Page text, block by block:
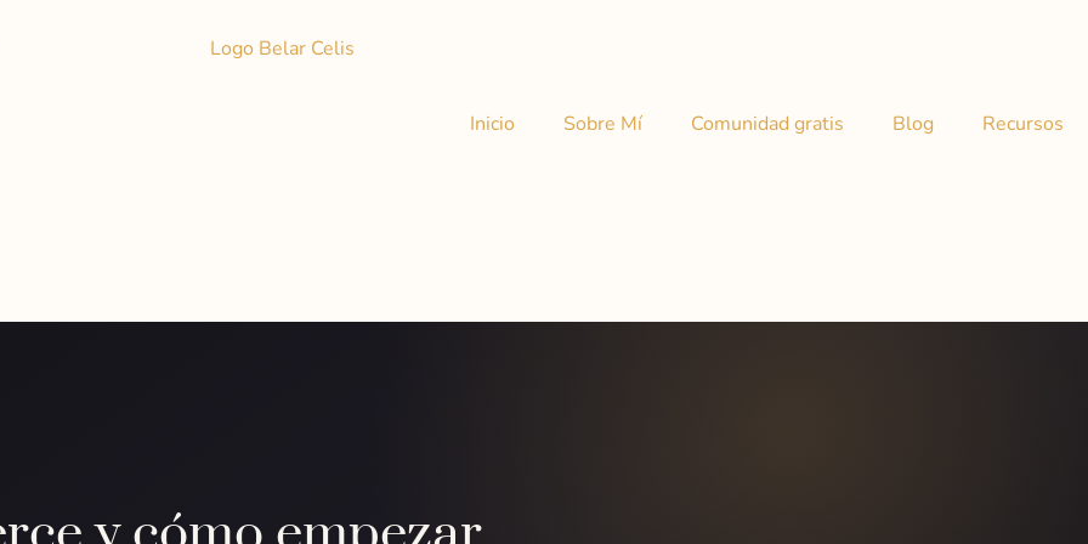
Inicio
Sobre Mí Comunidad gratis Blog Recursos